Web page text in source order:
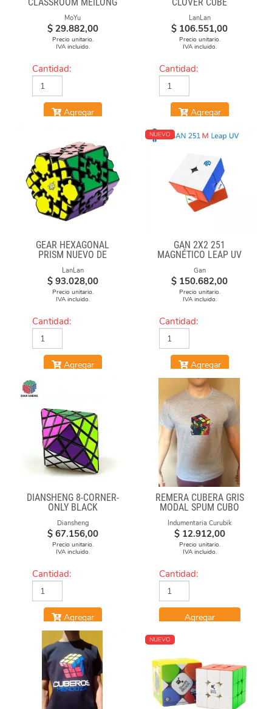
POLARIS CUBE
STICKERLESS
MoYu
$ 29.882,00
Precio unitario.
IVA incluido.
Cantidad:
Agregar
LanLan
$ 106.551,00
Precio unitario.
IVA incluido.
Cantidad:
Agregar
GEAR HEXAGONAL
PRISM NUEVO DE
LANLAN
LanLan
$ 93.028,00
Precio unitario.
IVA incluido.
Cantidad:
Agregar
NUEVO
GAN 2X2 251
MAGNÉTICO LEAP UV
Gan
$ 150.682,00
Precio unitario.
IVA incluido.
Cantidad:
Agregar
DIANSHENG 8-CORNER-
ONLY BLACK
Diansheng
$ 67.156,00
Precio unitario.
IVA incluido.
Cantidad:
Agregar
REMERA CUBERA GRIS
MODAL SPUM CUBO
Indumentaria Curubik
$ 12.912,00
Precio unitario.
IVA incluido.
Cantidad:
Agregar
NUEVO